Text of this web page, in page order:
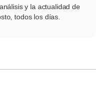
y la actualidad de
todos los días.